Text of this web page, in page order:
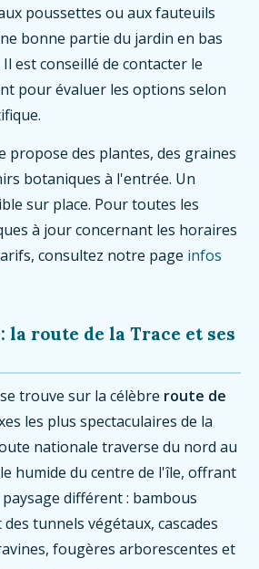
poussettes ou aux fauteuils
bonne partie du jardin en bas
est conseillé de contacter le
pour évaluer les options selon
propose des plantes, des graines
botaniques à l'entrée. Un
sur place. Pour toutes les
à jour concernant les horaires
consultez notre page infos
la route de la Trace et ses
trouve sur la célèbre route de
les plus spectaculaires de la
nationale traverse du nord au
humide du centre de l'île, offrant
différent : bambous
tunnels végétaux, cascades
fougères arborescentes et